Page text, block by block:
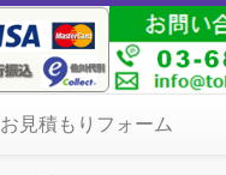
お見積もりフォーム